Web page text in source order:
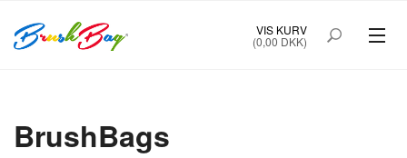
VIS KURV
(0,00 DKK)
BrushBags